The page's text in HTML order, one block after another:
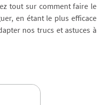
tout sur comment faire le
en étant le plus efficace
nos trucs et astuces à